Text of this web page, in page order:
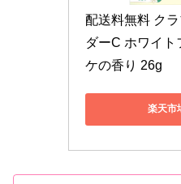
配送料無料 ク
ダーC ホワイト
ケの香り 26g
楽天市